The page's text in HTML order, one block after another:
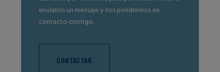
envíanos un mensaje y nos pondremos en
contacto contigo.
CONTACTAR